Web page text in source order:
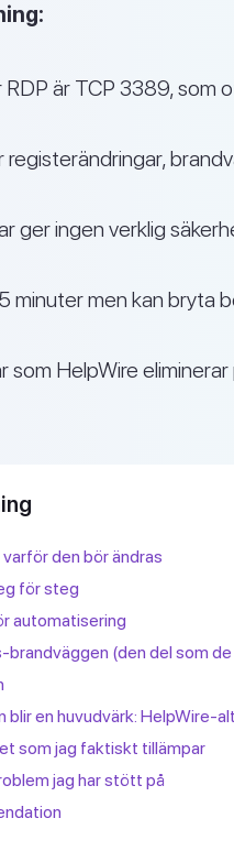
är TCP 3389, som
ger ingen verklig
minuter men kan bryta
som HelpWire
den bör ändras
för steg
automatisering
brandväggen (den del som
blir en huvudvärk: HelpWire-
som jag faktiskt tillämpar
jag har stött på